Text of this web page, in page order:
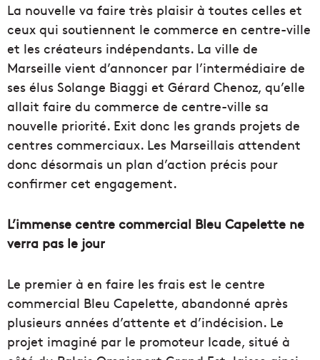
La nouvelle va faire très plaisir à toutes celles et
ceux qui soutiennent le commerce en centre-ville
et les créateurs indépendants. La ville de
Marseille vient d’annoncer par l’intermédiaire de
ses élus Solange Biaggi et Gérard Chenoz, qu’elle
allait faire du commerce de centre-ville sa
nouvelle priorité. Exit donc les grands projets de
centres commerciaux. Les Marseillais attendent
donc désormais un plan d’action précis pour
confirmer cet engagement.
L’immense centre commercial Bleu Capelette ne
verra pas le jour
Le premier à en faire les frais est le centre
commercial Bleu Capelette, abandonné après
plusieurs années d’attente et d’indécision. Le
projet imaginé par le promoteur Icade, situé à